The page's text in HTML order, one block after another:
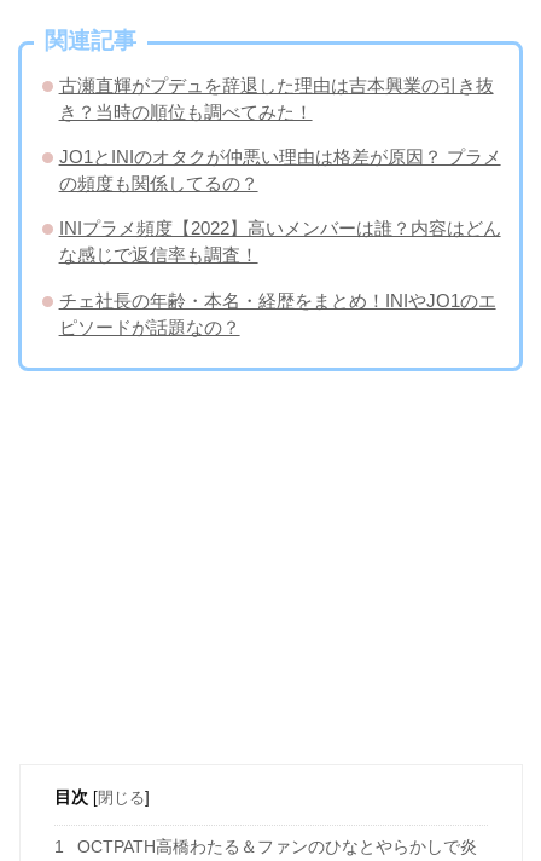
関連記事
古瀬直輝がプデュを辞退した理由は吉本興業の引き抜
き？当時の順位も調べてみた！
JO1とINIのオタクが仲悪い理由は格差が原因？ プラメ
の頻度も関係してるの？
INIプラメ頻度【2022】高いメンバーは誰？内容はどん
な感じで返信率も調査！
チェ社長の年齢・本名・経歴をまとめ！INIやJO1のエ
ピソードが話題なの？
目次 [閉じる]
1
OCTPATH高橋わたる＆ファンのひなとやらかしで炎